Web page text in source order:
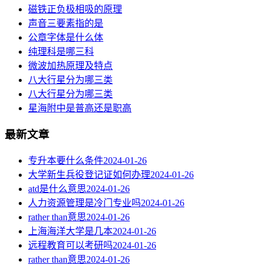
磁铁正负极相吸的原理
声音三要素指的是
公章字体是什么体
纯理科是哪三科
微波加热原理及特点
八大行星分为哪三类
八大行星分为哪三类
星海附中是普高还是职高
最新文章
专升本要什么条件2024-01-26
大学新生兵役登记证如何办理2024-01-26
atd是什么意思2024-01-26
人力资源管理是冷门专业吗2024-01-26
rather than意思2024-01-26
上海海洋大学是几本2024-01-26
远程教育可以考研吗2024-01-26
rather than意思2024-01-26